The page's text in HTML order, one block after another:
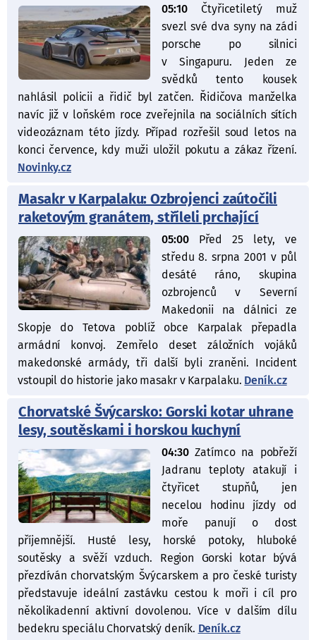
05:10Čtyřicetiletý muž
svezl své dva syny na zádi
porsche po silnici
v Singapuru. Jeden ze
svědků tento kousek
nahlásil policii a řidič byl zatčen. Řidičova manželka
navíc již v loňském roce zveřejnila na sociálních sítích
videozáznam této jízdy. Případ rozřešil soud letos na
konci července, kdy muži uložil pokutu a zákaz řízení.
Novinky.cz
Masakr v Karpalaku: Ozbrojenci zaútočili
raketovým granátem, stříleli prchající
05:00Před 25 lety, ve
středu 8. srpna 2001 v půl
desáté ráno, skupina
ozbrojenců v Severní
Makedonii na dálnici ze
Skopje do Tetova poblíž obce Karpalak přepadla
armádní konvoj. Zemřelo deset záložních vojáků
makedonské armády, tři další byli zraněni. Incident
vstoupil do historie jako masakr v Karpalaku.Deník.cz
Chorvatské Švýcarsko: Gorski kotar uhrane
lesy, soutěskami i horskou kuchyní
04:30Zatímco na pobřeží
Jadranu teploty atakují i
čtyřicet stupňů, jen
necelou hodinu jízdy od
moře panují o dost
příjemnější. Husté lesy, horské potoky, hluboké
soutěsky a svěží vzduch. Region Gorski kotar bývá
přezdíván chorvatským Švýcarskem a pro české turisty
představuje ideální zastávku cestou k moři i cíl pro
několikadenní aktivní dovolenou. Více v dalším dílu
bedekru speciálu Chorvatský deník.Deník.cz